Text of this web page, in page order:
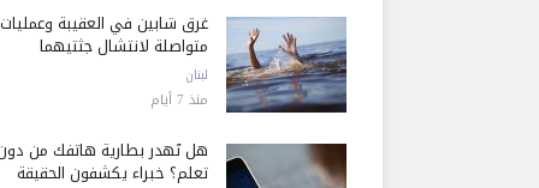
غرق شابين في العقيبة وعمليات
متواصلة لانتشال جثتيهما
لبنان
منذ 7 أيام
هل تُهدر بطارية هاتفك من
تعلم؟ خبراء يكشفون الحقيقة